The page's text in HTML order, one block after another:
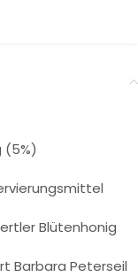
(5%)
Blütenhonig
Barbara Peterseil